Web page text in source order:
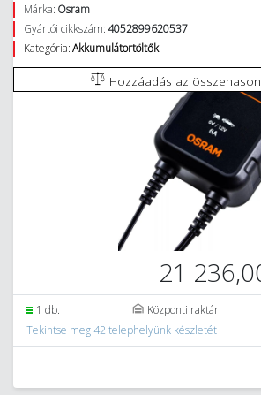
Márka: Osram
Gyártói cikkszám:4052899620537
Kategória:Akkumulátortöltők
Hozzáadás az
21
1 db. Központi raktár
Tekintse meg 42 telephelyünk készletét